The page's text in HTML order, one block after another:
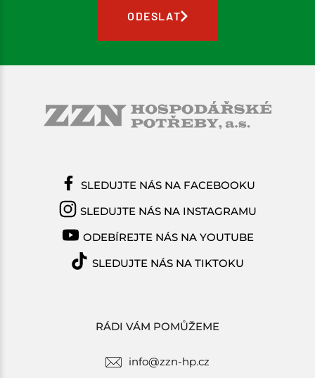
ODESLAT
RÁDI VÁM POMŮŽEME
info@zzn-hp.cz
SLEDUJTE NÁS NA FACEBOOKU
SLEDUJTE NÁS NA INSTAGRAMU
ODEBÍREJTE NÁS NA YOUTUBE
SLEDUJTE NÁS NA TIKTOKU